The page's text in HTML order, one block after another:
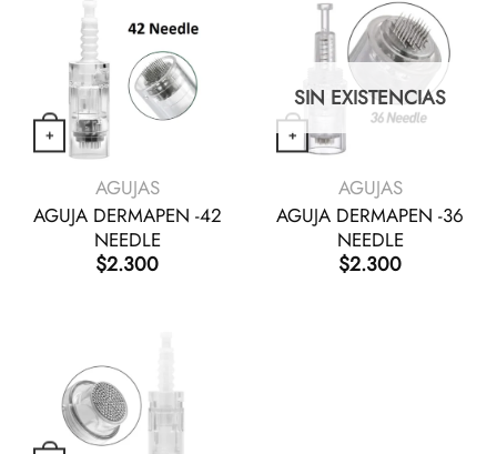
+
VISTA RÁPIDA
AGUJAS
AGUJA DERMAPEN -42
NEEDLE
$2.300
+
VISTA RÁPIDA
SIN EXISTENCIAS
AGUJAS
AGUJA DERMAPEN -36
NEEDLE
$2.300